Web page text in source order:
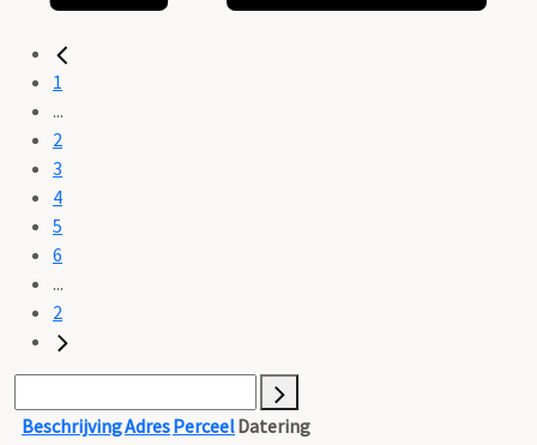
1
...
2
3
4
5
6
...
2
BeschrijvingAdresPerceelDatering